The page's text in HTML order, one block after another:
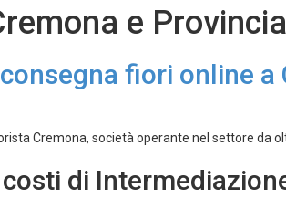
e Provincia
fiori online a
Cremona, società operante nel settore da
di